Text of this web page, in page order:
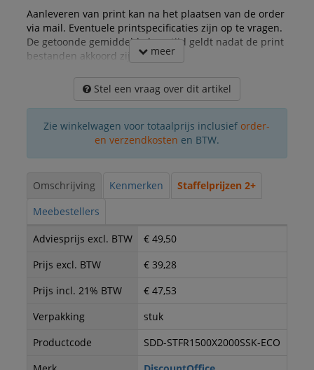
Aanleveren van print kan na het plaatsen van de order
via mail. Eventuele printspecificaties zijn op te vragen.
De getoonde gemiddelde levertijd geldt nadat de print
bestanden akkoord zijn gegeven.
meer
Stel een vraag over dit artikel
Zie winkelwagen voor totaalprijs inclusief order-
en verzendkosten en BTW.
Omschrijving Kenmerken
Staffelprijzen 2+
Meebestellers
Adviesprijs excl. BTW
€ 49,50
Prijs excl. BTW
€ 39,28
Prijs incl. 21% BTW
€ 47,53
Verpakking
stuk
Productcode
SDD-STFR1500X2000SSK-ECO